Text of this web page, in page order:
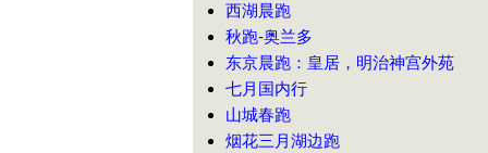
西湖晨跑
秋跑-奥兰多
东京晨跑：皇居，明治神宫外苑
七月国内行
山城春跑
烟花三月湖边跑